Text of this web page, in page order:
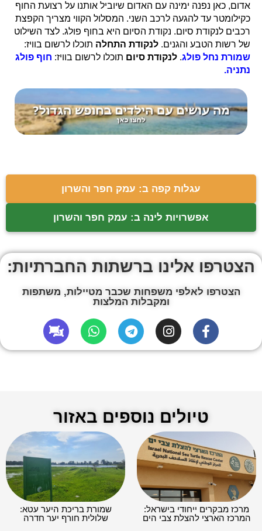
אדום, כאן נפנה ימינה עם האדום שיוביל אותנו על רצועת החוף
כקילומטר עד להגעה לרכב השני. המסלול הקווי מצריך הקפצת
רכבים לנקודת סיום. נקודת הסיום היא בחוף פולג. לצד השילוט
של רשות הטבע והגנים. לנקודת התחלה תוכלו לרשום בוויז:
שמורת נחל פולג. לנקודת סיום תוכלו לרשום בוויז: חוף פולג
נתניה.
עגלות קפה ב: עמק חפר והשרון
אפשרויות לינה ב: עמק חפר והשרון
הצטרפו אלינו ברשתות החברתיות:
הצטרפו לאלפי משפחות שכבר מטיילות, משתפות
ומקבלות המלצות
טיולים נוספים באזור
מרכז מבקרים ייחודי בישראל:
המרכז הארצי להצלת צבי הים
שמורת בריכת היער עטא:
שלולית חורף יער חדרה